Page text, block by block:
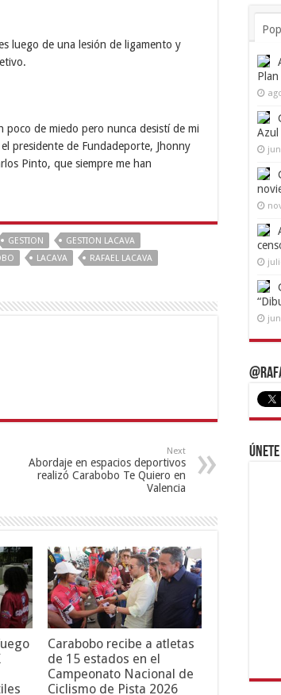
luego de una lesión de ligamento y
de miedo pero nunca desistí de mi
presidente de Fundadeporte, Jhonny
Pinto, que siempre me han
GESTION
GESTION LACAVA
LACAVA RAFAEL LACAVA
Next
Abordaje en espacios deportivos
realizó Carabobo Te Quiero en
Valencia
Carabobo recibe a atletas
de 15 estados en el
Campeonato Nacional de
Ciclismo de Pista 2026
Azul